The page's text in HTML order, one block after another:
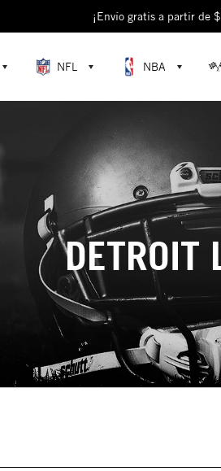
¡Envío gratis a partir de
NFL NBA
DETROIT